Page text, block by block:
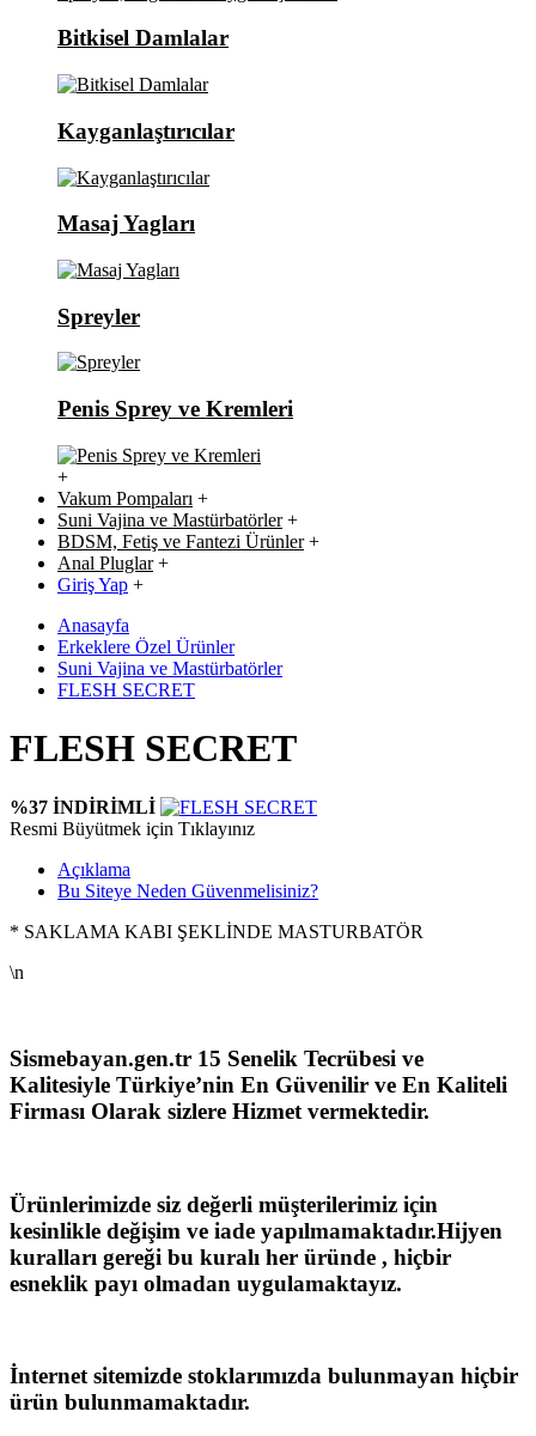
Bitkisel Damlalar
Kayganlaştırıcılar
Masaj Yagları
Spreyler
Penis Sprey ve Kremleri
+
Vakum Pompaları +
Suni Vajina ve Mastürbatörler +
BDSM, Fetiş ve Fantezi Ürünler +
Anal Pluglar +
Giriş Yap +
Anasayfa
Erkeklere Özel Ürünler
Suni Vajina ve Mastürbatörler
FLESH SECRET
FLESH SECRET
%37 İNDİRİMLİ
Resmi Büyütmek için Tıklayınız
Açıklama
Bu Siteye Neden Güvenmelisiniz?
* SAKLAMA KABI ŞEKLİNDE MASTURBATÖR
\n
Sismebayan.gen.tr 15 Senelik Tecrübesi ve
Kalitesiyle Türkiye’nin En Güvenilir ve En Kaliteli
Firması Olarak sizlere Hizmet vermektedir.
Ürünlerimizde siz değerli müşterilerimiz için
kesinlikle değişim ve iade yapılmamaktadır.Hijyen
kuralları gereği bu kuralı her üründe , hiçbir
esneklik payı olmadan uygulamaktayız.
İnternet sitemizde stoklarımızda bulunmayan hiçbir
ürün bulunmamaktadır.